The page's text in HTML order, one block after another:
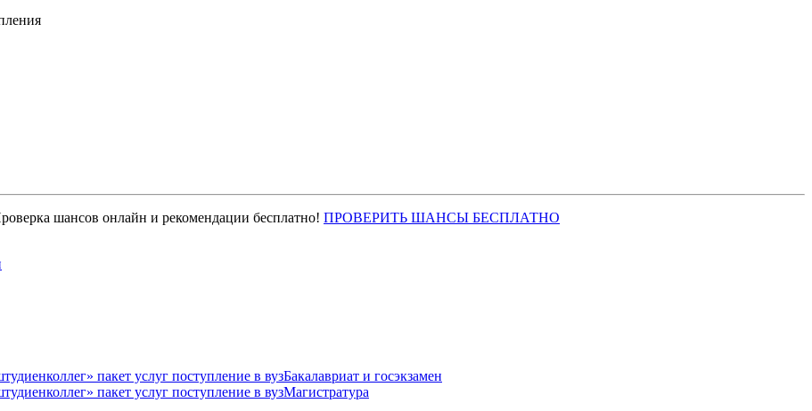
шансов онлайн и рекомендации бесплатно! ПРОВЕРИТЬ ШАНСЫ БЕСПЛАТНО
Бакалавриат и госэкзамен
Магистратура